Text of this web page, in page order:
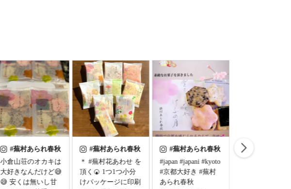
#蕪村あられ春秋
＊ #蕪村花あわせ を
頂く🍘 1つ1つ小分
けパッケージに印刷
#蕪村あられ春秋
#japan #japani #kyoto
#京都大好き #蕪村
あられ春秋
・ Feb.23.2023 ・ 天
皇誕生日🎌 ・ おは
ようございます